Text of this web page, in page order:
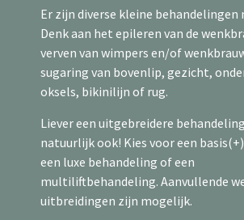
Er zijn diverse kleine behandelingen
Denk aan het epileren van de
verven van wimpers en/of
sugaring van bovenlip, gezicht,
oksels, bikinilijn of rug.
Liever een uitgebreidere
natuurlijk ook! Kies voor een
een luxe behandeling of een
multiliftbehandeling. Aanvullende
uitbreidingen zijn mogelijk.
heeft, is goede voetverzorging een
uw voeten.
Vakkundig verzorgen
Laat uw voeten dus vakkundig
organisaties streef ik naar continue
vakbekwaamheid en kwaliteit. Ook
nagelreparatie, regulatie en orthese
zonder problemen bij mij terecht. De
zich op de begane grond.